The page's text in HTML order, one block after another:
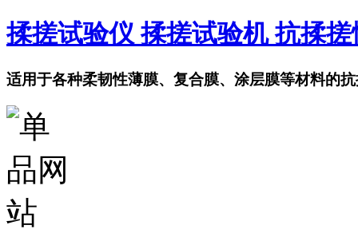
揉搓试验仪 揉搓试验机 抗揉
适用于各种柔韧性薄膜、复合膜、涂层膜等材料的